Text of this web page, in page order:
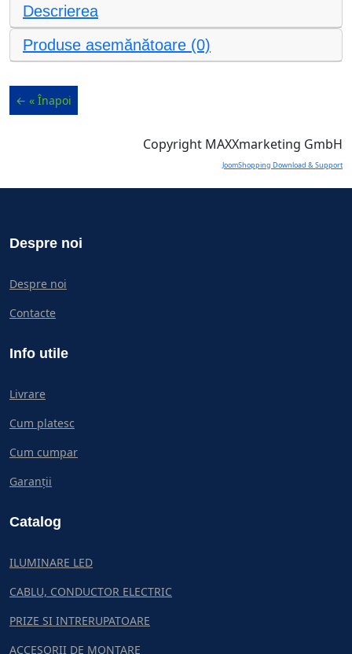
Descrierea
Produse asemănătoare (0)
Copyright MAXXmarketing GmbH
JoomShopping Download & Support
Despre noi
Despre noi
Contacte
Info utile
Livrare
Cum platesc
Cum cumpar
Garanții
Catalog
ILUMINARE LED
CABLU, CONDUCTOR ELECTRIC
PRIZE SI INTRERUPATOARE
ACCESORII DE MONTARE